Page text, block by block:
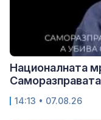
Националната
14:13 • 07.08.26